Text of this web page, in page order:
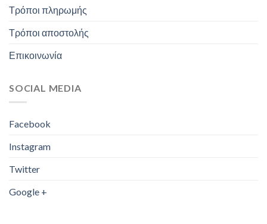
Τρόποι πληρωμής
Τρόποι αποστολής
Επικοινωνία
SOCIAL MEDIA
Facebook
Instagram
Twitter
Google +